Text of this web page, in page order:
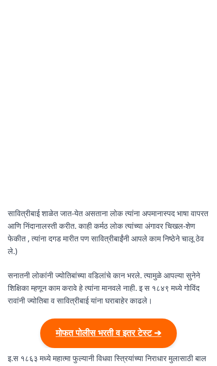
सावित्रीबाई शाळेत जात-येत असताना लोक त्यांना अपमानास्पद भाषा वापरत
आणि निंदानालस्ती करीत. काही कर्मठ लोक त्यांच्या अंगावर चिखल-शेण
फेकीत , त्यांना दगड मारीत पण सावित्रीबाईंनी आपले काम निष्ठेने चालू ठेव
ले.)
सनातनी लोकांनी ज्योतिबांच्या वडिलांचे कान भरले. त्यामुळे आपल्या सुनेने
शिक्षिका म्हणून काम करावे हे त्यांना मानवले नाही. इ स १८४९ मध्ये गोविंद
रावांनी ज्योतिबा व सावित्रीबाई यांना घराबाहेर काढले।
मोफत पोलीस भरती व इतर टेस्ट ➔
इ.स १८६३ मध्ये महात्मा फुल्यानी विधवा स्त्रियांच्या निराधार मुलासाठी बाल